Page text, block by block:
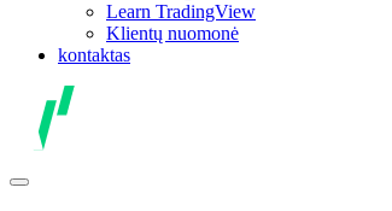
Learn TradingView
Klientų nuomonė
kontaktas